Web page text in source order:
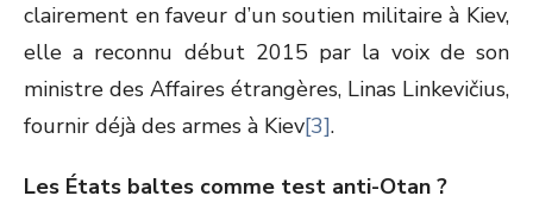
clairement en faveur d’un soutien militaire à Kiev,
elle a reconnu début 2015 par la voix de son
ministre des Affaires étrangères, Linas Linkevičius,
fournir déjà des armes à Kiev[3].
Les États baltes comme test anti-Otan ?